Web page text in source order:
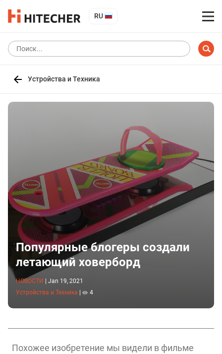
RU
Устройства и Техника
Популярные блогеры создали
летающий ховерборд
НОВОСТИ
Jan 19, 2021
Устройства и Техника
4
Похожее изобретение мы видели в фильме